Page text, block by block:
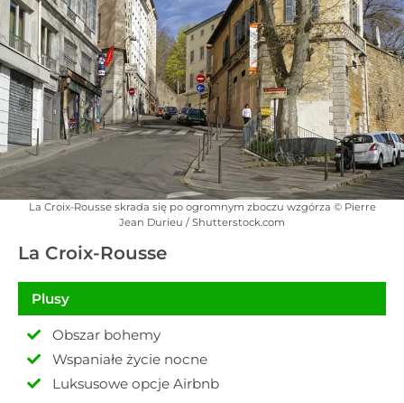
La Croix-Rousse skrada się po ogromnym zboczu wzgórza © Pierre
Jean Durieu / Shutterstock.com
La Croix-Rousse
Plusy
Obszar bohemy
Wspaniałe życie nocne
Luksusowe opcje Airbnb